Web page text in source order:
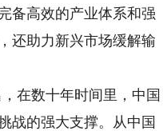
备高效的产业体系和强
还助力新兴市场缓解输
在数十年时间里，中国
战的强大支撑。从中国